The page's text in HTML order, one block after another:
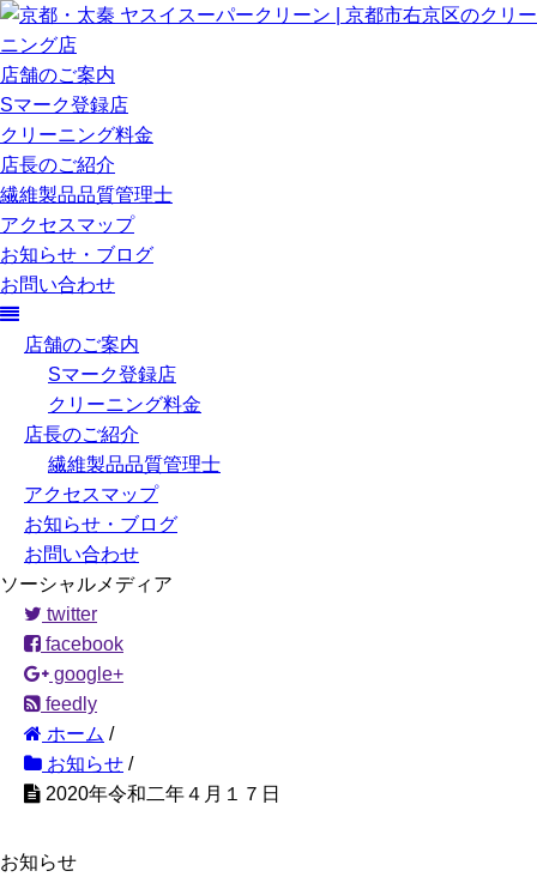
店舗のご案内
Sマーク登録店
クリーニング料金
店長のご紹介
繊維製品品質管理士
アクセスマップ
お知らせ・ブログ
お問い合わせ
店舗のご案内
Sマーク登録店
クリーニング料金
店長のご紹介
繊維製品品質管理士
アクセスマップ
お知らせ・ブログ
お問い合わせ
ソーシャルメディア
twitter
facebook
google+
feedly
ホーム /
お知らせ /
2020年令和二年４月１７日
お知らせ